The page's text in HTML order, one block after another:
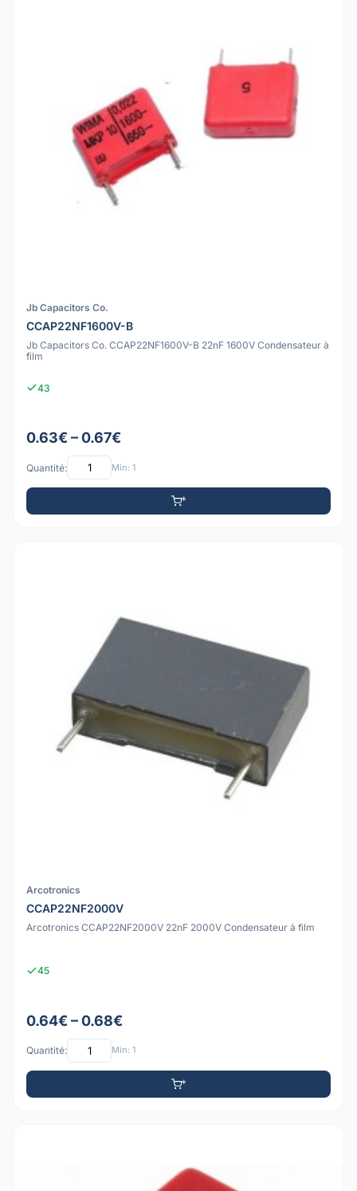
Jb Capacitors Co.
CCAP22NF1600V-B
Jb Capacitors Co. CCAP22NF1600V-B 22nF 1600V Condensateur à
film
43
0.63€ – 0.67€
Quantité: Min: 1
Arcotronics
CCAP22NF2000V
Arcotronics CCAP22NF2000V 22nF 2000V Condensateur à film
45
0.64€ – 0.68€
Quantité: Min: 1